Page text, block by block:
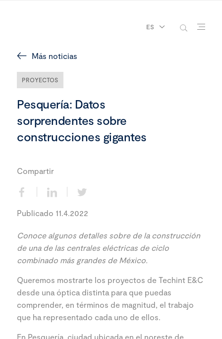
ES
Más noticias
PROYECTOS
Pesquería: Datos
sorprendentes sobre
construcciones gigantes
Compartir
Publicado 11.4.2022
Conoce algunos detalles sobre de la construcción
de una de las centrales eléctricas de ciclo
combinado más grandes de México.
Queremos mostrarte los proyectos de Techint E&C
desde una óptica distinta para que puedas
comprender, en términos de magnitud, el trabajo
que ha representado cada uno de ellos.
En Pesquería, ciudad ubicada en el noreste de